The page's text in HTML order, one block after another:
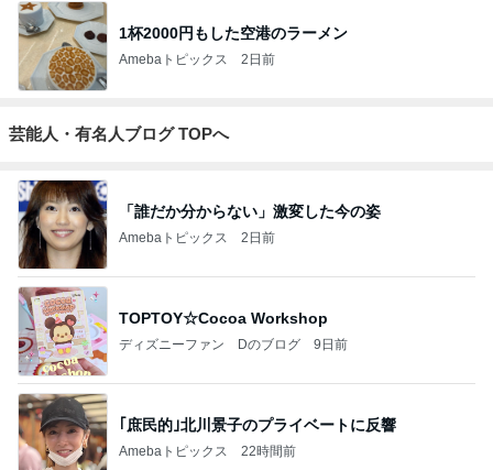
1杯2000円もした空港のラーメン
Amebaトピックス 2日前
芸能人・有名人ブログ TOPへ
「誰だか分からない」激変した今の姿
Amebaトピックス 2日前
TOPTOY☆Cocoa Workshop
ディズニーファン Dのブログ 9日前
｢庶民的｣北川景子のプライベートに反響
Amebaトピックス 22時間前